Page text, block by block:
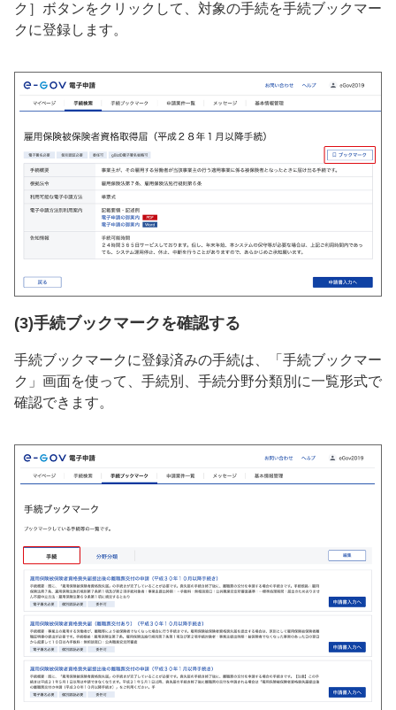
ク］ボタンをクリックして、対象の手続を手続ブックマー
クに登録します。
(3)手続ブックマークを確認する
手続ブックマークに登録済みの手続は、「手続ブックマー
ク」画面を使って、手続別、手続分野分類別に一覧形式で
確認できます。